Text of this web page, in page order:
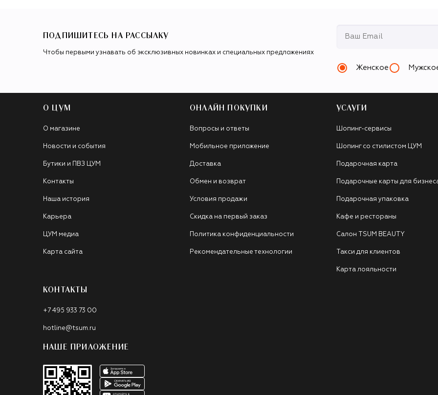
ПОДПИШИТЕСЬ НА РАССЫЛКУ
Чтобы первыми узнавать об эксклюзивных новинках и специальных предложениях
Женское
О ЦУМ
О магазине
Новости и события
Бутики и ПВЗ ЦУМ
Контакты
Наша история
Карьера
ЦУМ медиа
Карта сайта
ОНЛАЙН ПОКУПКИ
Вопросы и ответы
Мобильное приложение
Доставка
Обмен и возврат
Условия продажи
Скидка на первый заказ
Политика конфиденциальности
Рекомендательные технологии
УСЛУГИ
Шопинг-сервисы
Шопинг со стилистом ЦУМ
Подарочная карта
Подарочные карты для
Подарочная упаковка
Кафе и рестораны
Салон TSUM BEAUTY
Такси для клиентов
Карта лояльности
КОНТАКТЫ
+7 495 933 73 00
hotline@tsum.ru
НАШЕ ПРИЛОЖЕНИЕ